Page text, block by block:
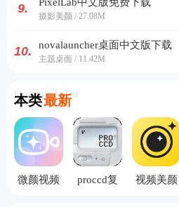
9.
摄影美颜 / 27.08M
10. novalauncher桌面中文版下载
主题桌面 / 11.42M
本类最新
Currently Latest
微颜视频
proccd复
视频美颜